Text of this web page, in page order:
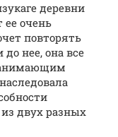
деревни
ее очень
повторять
нее, она все
двух разных